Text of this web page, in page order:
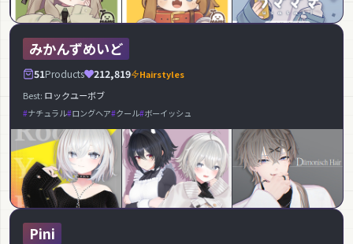
みかんずめいど
51Products 212,819
Hairstyles
Best: ロックユーボブ
ナチュラル ロングヘア クール ボーイッシュ
Pini